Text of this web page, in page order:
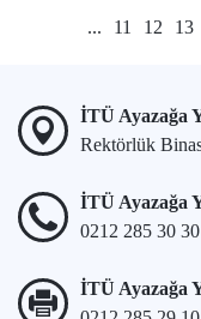
... 11 12 13
İTÜ Ayazağa
Rektörlük
İTÜ Ayazağa
0212 285 30
İTÜ Ayazağa